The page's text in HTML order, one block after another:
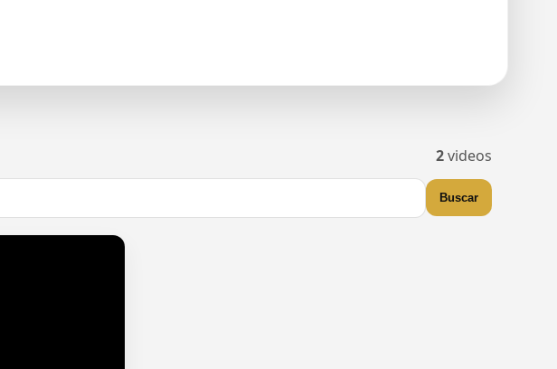
2videos
Buscar